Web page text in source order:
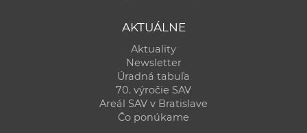
AKTUÁLNE
Aktuality
Newsletter
Úradná tabuľa
70. výročie SAV
Areál SAV v Bratislave
Čo ponúkame